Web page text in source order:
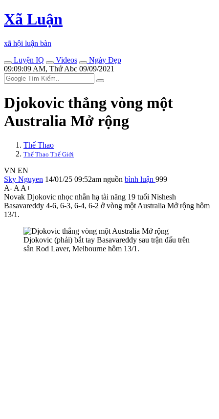
Xã Luận
xã hội luận bàn
Luyện IQ
Videos
Ngày Đẹp
09:09:09 AM, Thứ Abc 09/09/2021
Djokovic thắng vòng một
Australia Mở rộng
Thể Thao
Thể Thao Thế Giới
VN EN
Sky Nguyen 14/01/25 09:52am nguồn bình luận 999
A- A A+
Novak Djokovic nhọc nhằn hạ tài năng 19 tuổi Nishesh
Basavareddy 4-6, 6-3, 6-4, 6-2 ở vòng một Australia Mở rộng hôm
13/1.
Djokovic (phải) bắt tay Basavareddy sau trận đấu trên
sân Rod Laver, Melbourne hôm 13/1.